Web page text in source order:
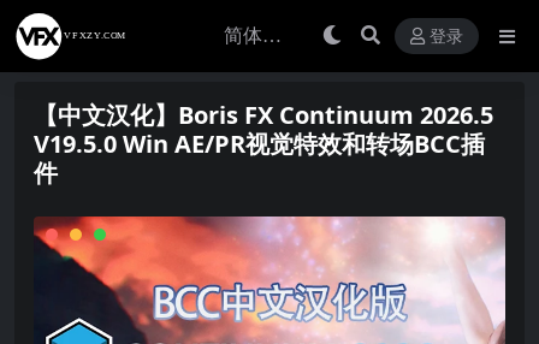
登录
【中文汉化】Boris FX Continuum 2026.5
V19.5.0 Win AE/PR视觉特效和转场BCC插
件